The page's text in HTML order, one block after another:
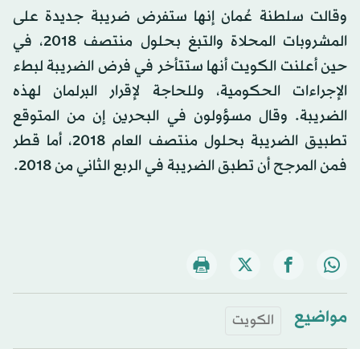
وقالت سلطنة عُمان إنها ستفرض ضريبة جديدة على
المشروبات المحلاة والتبغ بحلول منتصف 2018، في
حين أعلنت الكويت أنها ستتأخر في فرض الضريبة لبطء
الإجراءات الحكومية، وللحاجة لإقرار البرلمان لهذه
الضريبة. وقال مسؤولون في البحرين إن من المتوقع
تطبيق الضريبة بحلول منتصف العام 2018، أما قطر
فمن المرجح أن تطبق الضريبة في الربع الثاني من 2018.
مواضيع الكويت